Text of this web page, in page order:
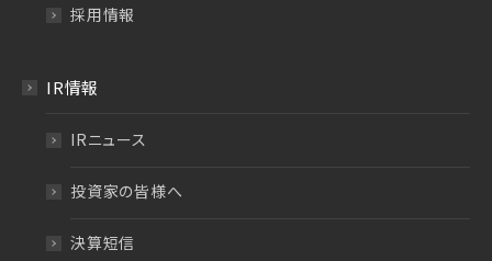
採用情報
IR情報
IRニュース
投資家の皆様へ
決算短信